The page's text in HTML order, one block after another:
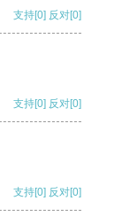
支持[0] 反对[0]
支持[0] 反对[0]
支持[0] 反对[0]